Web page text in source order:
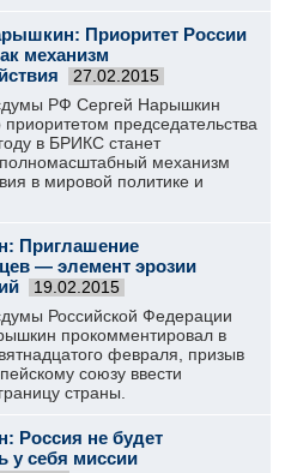
Приоритет России
механизм
27.02.2015
РФ Сергей Нарышкин
приоритетом председательства
в БРИКС станет
механизм
в мировой политике и
Приглашение
— элемент эрозии
19.02.2015
Российской Федерации
прокомментировал в
февраля, призыв
союзу ввести
страны.
Россия не будет
у себя миссии